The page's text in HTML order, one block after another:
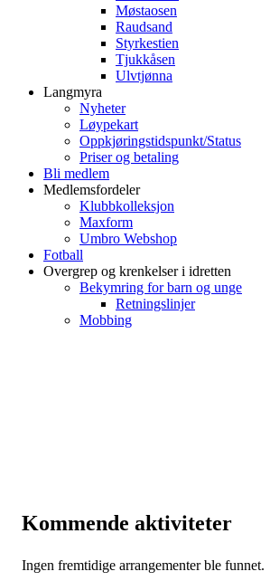
Møstaosen
Raudsand
Styrkestien
Tjukkåsen
Ulvtjønna
Langmyra
Nyheter
Løypekart
Oppkjøringstidspunkt/Status
Priser og betaling
Bli medlem
Medlemsfordeler
Klubbkolleksjon
Maxform
Umbro Webshop
Fotball
Overgrep og krenkelser i idretten
Bekymring for barn og unge
Retningslinjer
Mobbing
Kommende aktiviteter
Ingen fremtidige arrangementer ble funnet.